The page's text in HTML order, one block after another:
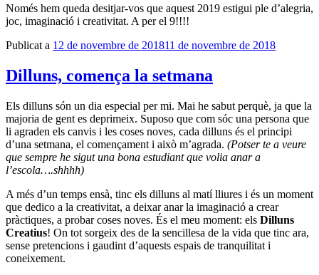
Només hem queda desitjar-vos que aquest 2019 estigui ple d’alegria,
joc, imaginació i creativitat. A per el 9!!!!
Publicat a 12 de novembre de 201811 de novembre de 2018
Dilluns, comença la setmana
Els dilluns són un dia especial per mi. Mai he sabut perquè, ja que la
majoria de gent es deprimeix. Suposo que com sóc una persona que
li agraden els canvis i les coses noves, cada dilluns és el principi
d’una setmana, el començament i això m’agrada. (Potser te a veure
que sempre he sigut una bona estudiant que volia anar a
l’escola….shhhh)
A més d’un temps ensà, tinc els dilluns al matí lliures i és un moment
que dedico a la creativitat, a deixar anar la imaginació a crear
pràctiques, a probar coses noves. És el meu moment: els Dilluns
Creatius! On tot sorgeix des de la sencillesa de la vida que tinc ara,
sense pretencions i gaudint d’aquests espais de tranquilitat i
coneixement.